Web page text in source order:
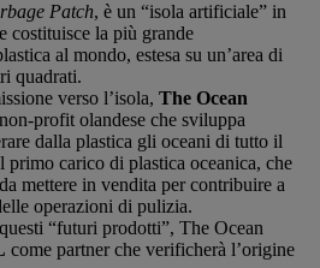
Patch, è un “isola artificiale” in
costituisce la più grande
al mondo, estesa su un’area di
quadrati.
verso l’isola, The Ocean
profit olandese che sviluppa
dalla plastica gli oceani di tutto il
primo carico di plastica oceanica, che
mettere in vendita per contribuire a
operazioni di pulizia.
“futuri prodotti”, The Ocean
come partner che verificherà l’origine